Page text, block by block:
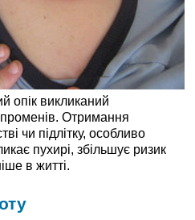
опік викликаний
Отримання
чи підлітку, особливо
пухирі, збільшує ризик
в житті.